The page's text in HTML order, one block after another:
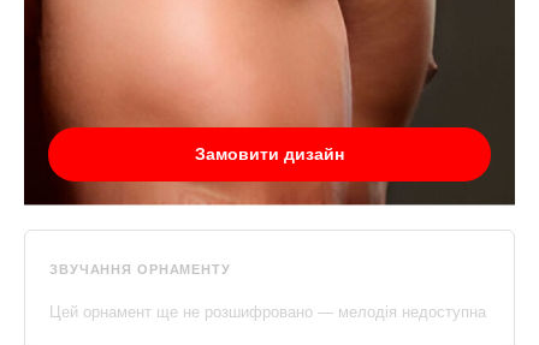
Замовити дизайн
ЗВУЧАННЯ ОРНАМЕНТУ
Цей орнамент ще не розшифровано — мелодія недоступна